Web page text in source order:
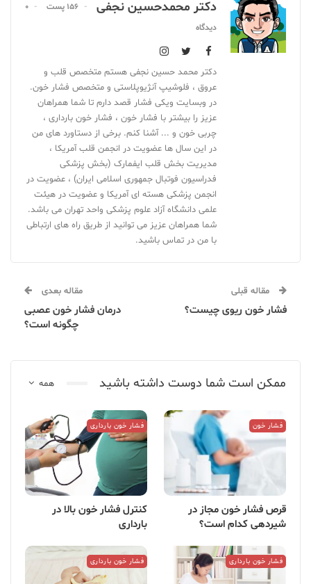
دکتر محمدحسین نجفی 156 پست
0
دیدگاه
دکتر محمد حسین نجفی هستم متخصص قلب و
عروق ، فلوشیپ آنژیوپلاستی و متخصص فشار خون.
در وبسایت ویکی فشار قصد دارم تا شما همراهان
عزیز را بیشتر با فشار خون ، فشار خون بارداری ،
چربی خون و ... آشنا کنم. برخی از دستاورد های من
در این سال ها عضویت در انجمن قلب آمریکا ،
مدیریت بخش قلب ایفمارک (بخش پزشکی
فدراسیون فوتبال جمهوری اسلامی ایران) ، عضویت در
انجمن پزشکی هسته ای آمریکا و عضویت در هیئت
علمی دانشگاه آزاد علوم پزشکی واحد تهران می باشد.
شما همراهان عزیز می توانید از طریق راه های ارتباطی
با من در تماس باشید.
مقاله قبلی
فشار خون ریوی چیست؟
مقاله بعدی
درمان فشار خون عصبی
چگونه است؟
همه ممکن است شما دوست داشته باشید
فشار خون
قرص فشار خون مجاز در
شیردهی کدام است؟
فشار خون بارداری
کنترل فشار خون بالا در
بارداری
فشار خون بارداری فشار خون بارداری